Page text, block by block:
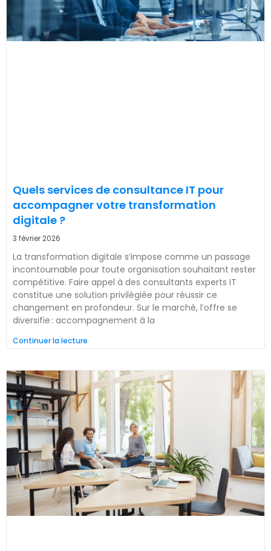
Quels services de consultance IT pour
accompagner votre transformation
digitale ?
3 février 2026
La transformation digitale s’impose comme un passage
incontournable pour toute organisation souhaitant rester
compétitive. Faire appel à des consultants experts IT
constitue une solution privilégiée pour réussir ce
changement en profondeur. Sur le marché, l’offre se
diversifie : accompagnement à la
Continuer la lecture